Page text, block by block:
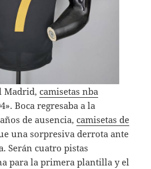
Madrid,camisetas nba
Boca regresaba a la
de ausencia,camisetas de
una sorpresiva derrota ante
Serán cuatro pistas
para la primera plantilla y el